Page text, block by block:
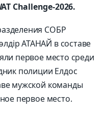
Challenge-2026.
СОБР
АТАНАЙ в составе
первое место среди
полиции Елдос
мужской команды
первое место.